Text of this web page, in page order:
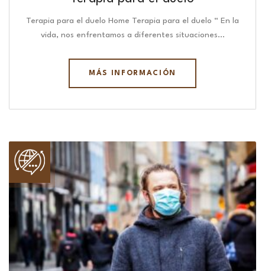
Terapia para el duelo Home Terapia para el duelo “ En la
vida, nos enfrentamos a diferentes situaciones…
MÁS INFORMACIÓN